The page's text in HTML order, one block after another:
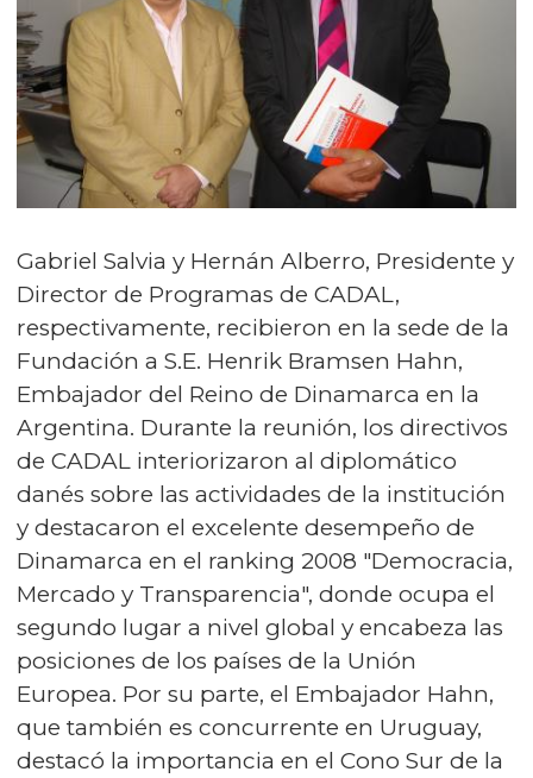
Gabriel Salvia y Hernán Alberro, Presidente y
Director de Programas de CADAL,
respectivamente, recibieron en la sede de la
Fundación a S.E. Henrik Bramsen Hahn,
Embajador del Reino de Dinamarca en la
Argentina. Durante la reunión, los directivos
de CADAL interiorizaron al diplomático
danés sobre las actividades de la institución
y destacaron el excelente desempeño de
Dinamarca en el ranking 2008 "Democracia,
Mercado y Transparencia", donde ocupa el
segundo lugar a nivel global y encabeza las
posiciones de los países de la Unión
Europea. Por su parte, el Embajador Hahn,
que también es concurrente en Uruguay,
destacó la importancia en el Cono Sur de la